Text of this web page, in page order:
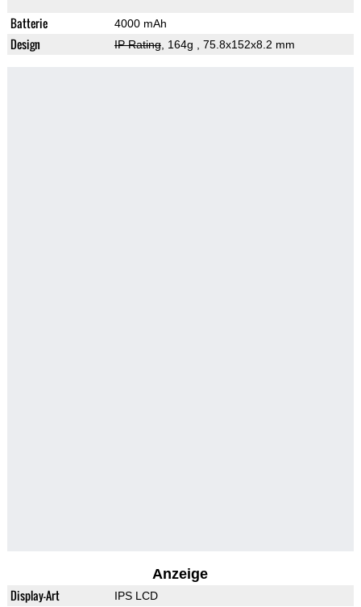
Batterie 4000 mAh
Design IP Rating, 164g , 75.8x152x8.2 mm
Anzeige
Display-Art IPS LCD